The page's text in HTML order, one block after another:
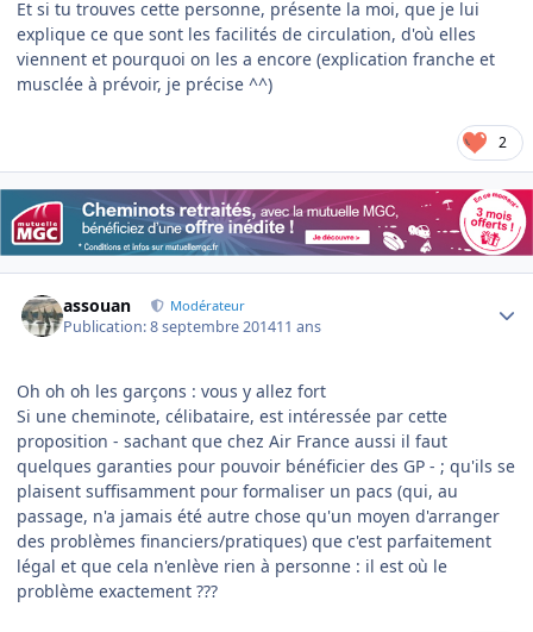
Et si tu trouves cette personne, présente la moi, que je lui
explique ce que sont les facilités de circulation, d'où elles
viennent et pourquoi on les a encore (explication franche et
musclée à prévoir, je précise ^^)
2
assouan Modérateur
Publication:8 septembre 201411 ans
Oh oh oh les garçons : vous y allez fort
Si une cheminote, célibataire, est intéressée par cette
proposition - sachant que chez Air France aussi il faut
quelques garanties pour pouvoir bénéficier des GP - ; qu'ils se
plaisent suffisamment pour formaliser un pacs (qui, au
passage, n'a jamais été autre chose qu'un moyen d'arranger
des problèmes financiers/pratiques) que c'est parfaitement
légal et que cela n'enlève rien à personne : il est où le
problème exactement ???